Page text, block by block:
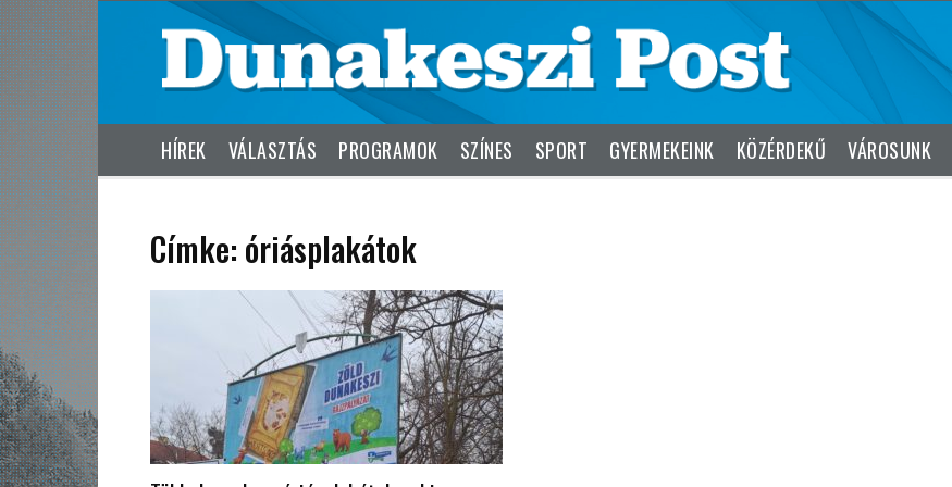
HÍREK VÁLASZTÁS PROGRAMOK SZÍNES SPORT GYERMEKEINK KÖZÉRDEKŰ VÁROSUNK
Címke: óriásplakátok